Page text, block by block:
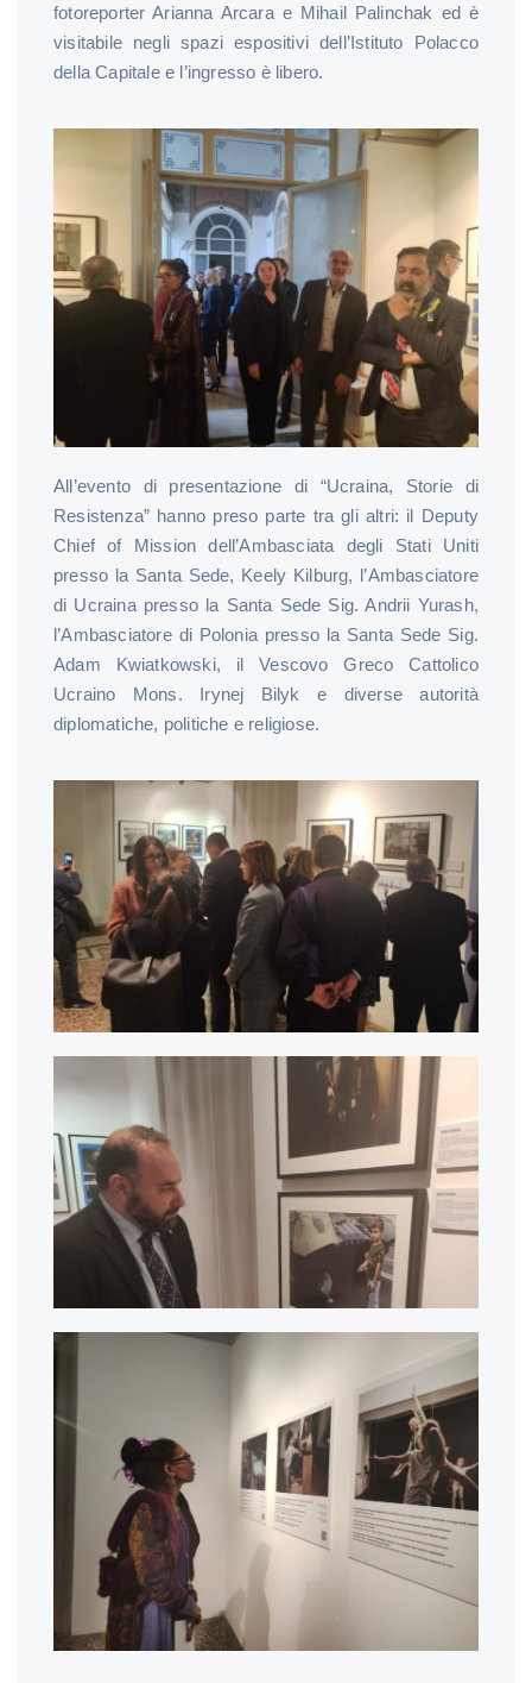
fotoreporter Arianna Arcara e Mihail Palinchak ed è
visitabile negli spazi espositivi dell’Istituto Polacco
della Capitale e l’ingresso è libero.
All’evento di presentazione di “Ucraina, Storie di
Resistenza” hanno preso parte tra gli altri: il Deputy
Chief of Mission dell’Ambasciata degli Stati Uniti
presso la Santa Sede, Keely Kilburg, l’Ambasciatore
di Ucraina presso la Santa Sede Sig. Andrii Yurash,
l’Ambasciatore di Polonia presso la Santa Sede Sig.
Adam Kwiatkowski, il Vescovo Greco Cattolico
Ucraino Mons. Irynej Bilyk e diverse autorità
diplomatiche, politiche e religiose.